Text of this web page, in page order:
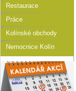
Restaurace
Práce
Kolínské obchody
Nemocnice Kolín